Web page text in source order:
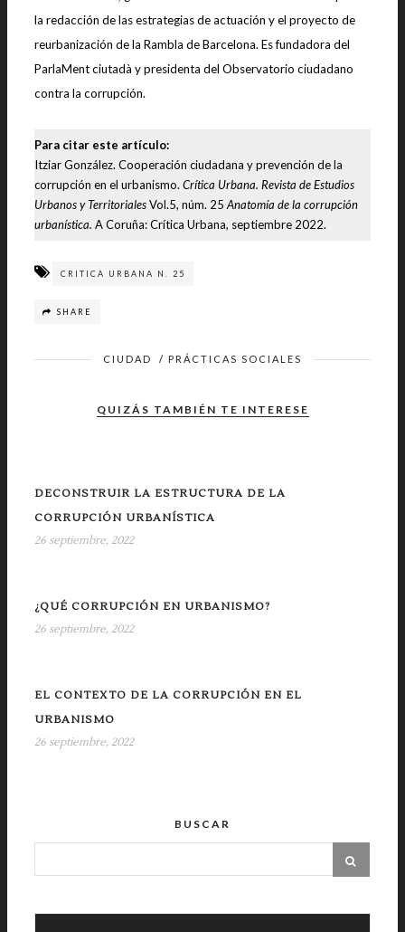
la redacción de las estrategias de actuación y el proyecto de
reurbanización de la Rambla de Barcelona. Es fundadora del
ParlaMent ciutadà y presidenta del Observatorio ciudadano
contra la corrupción.
Para citar este artículo:
Itziar González. Cooperación ciudadana y prevención de la
corrupción en el urbanismo. Crítica Urbana. Revista de Estudios
Urbanos y TerritorialesVol.5, núm. 25Anatomía de la corrupción
urbanística. A Coruña: Crítica Urbana, septiembre 2022.
CRITICA URBANA N. 25
SHARE
CIUDAD / PRÁCTICAS SOCIALES
QUIZÁS TAMBIÉN TE INTERESE
DECONSTRUIR LA ESTRUCTURA DE LA
CORRUPCIÓN URBANÍSTICA
26 septiembre, 2022
¿QUÉ CORRUPCIÓN EN URBANISMO?
26 septiembre, 2022
EL CONTEXTO DE LA CORRUPCIÓN EN EL
URBANISMO
26 septiembre, 2022
BUSCAR